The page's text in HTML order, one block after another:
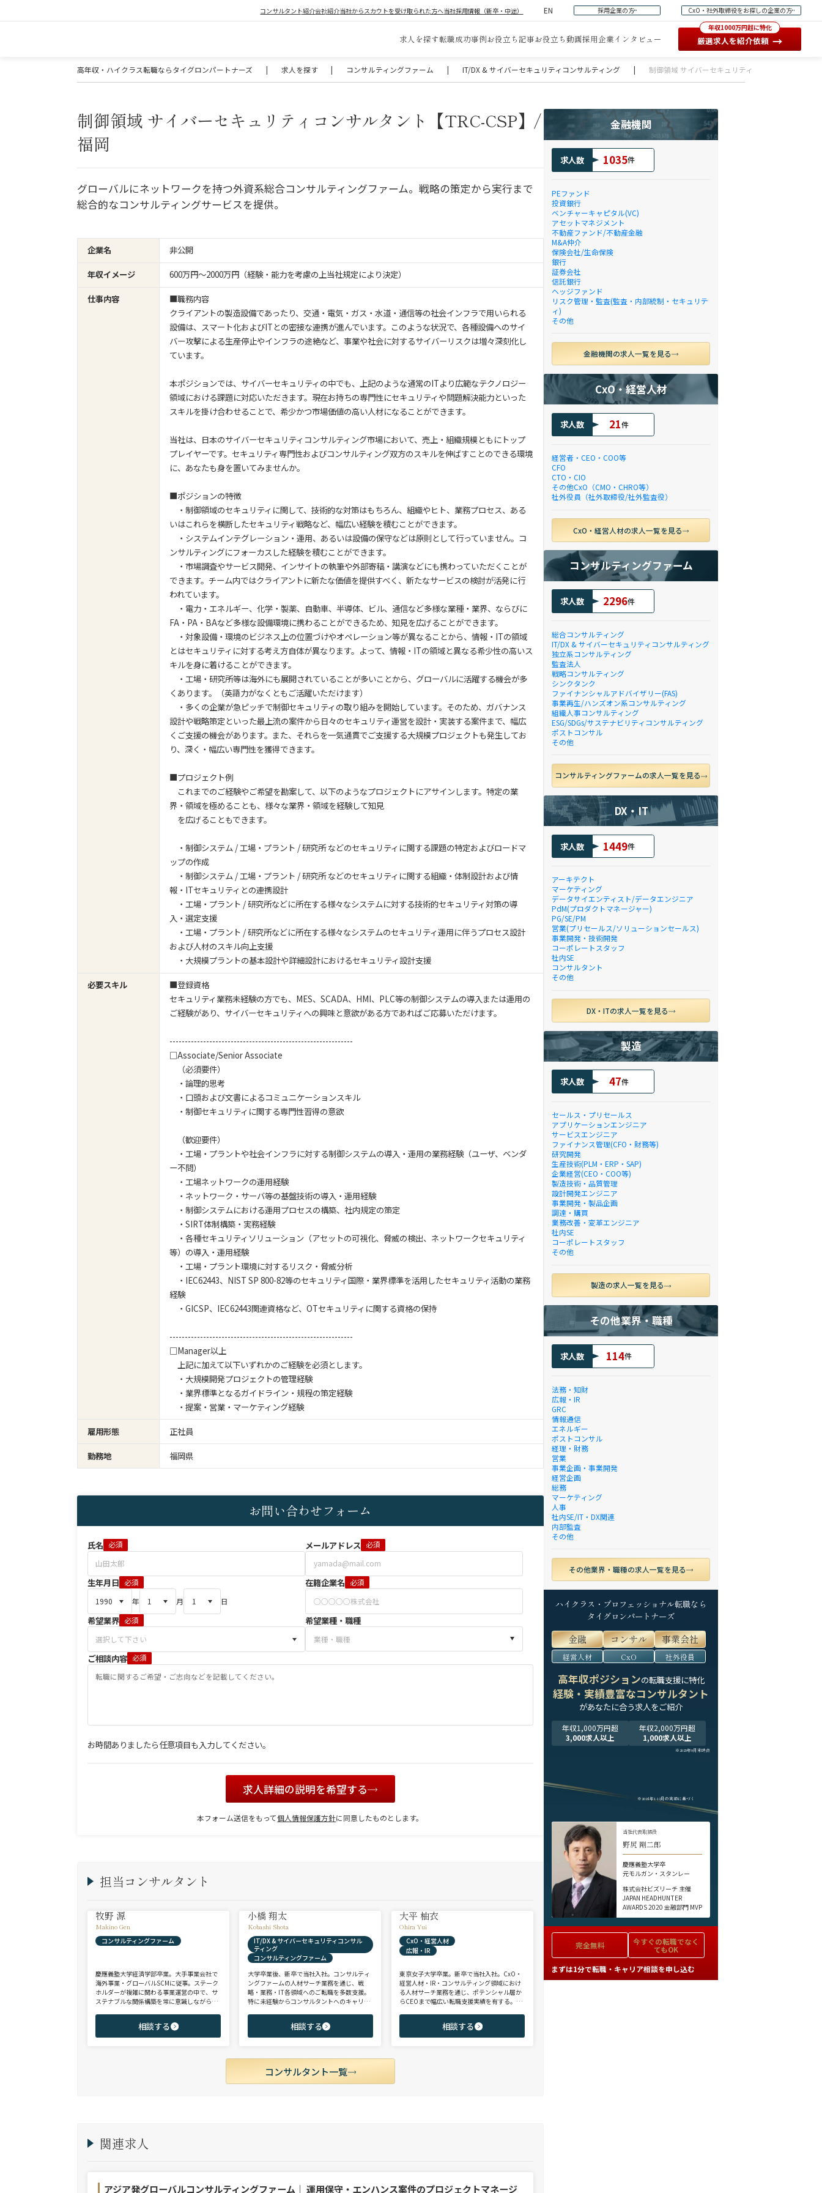
コンサルタント紹介会社紹介当社からスカウトを受け取られた方へ当社採用情報（新卒・中途） EN 採用企業の方 CxO・社外取締役をお探しの企業の方
求人を探す転職成功事例お役立ち記事お役立ち動画採用企業インタビュー
年収1000万円超に特化
厳選求人を紹介依頼 →
高年収・ハイクラス転職ならタイグロンパートナーズ | 求人を探す | コンサルティングファーム | IT/DX & サイバーセキュリティコンサルティング | 制御領域 サイバーセキュリティコンサルタント【
制御領域 サイバーセキュリティコンサルタント【TRC-CSP】/
福岡
グローバルにネットワークを持つ外資系総合コンサルティングファーム。戦略の策定から実行まで
総合的なコンサルティングサービスを提供。
企業名
非公開
年収イメージ
600万円〜2000万円（経験・能力を考慮の上当社規定により決定）
仕事内容
■職務内容
クライアントの製造設備であったり、交通・電気・ガス・水道・通信等の社会インフラで用いられる
設備は、スマート化およびITとの密接な連携が進んでいます。このような状況で、各種設備へのサイ
バー攻撃による生産停止やインフラの途絶など、事業や社会に対するサイバーリスクは増々深刻化し
ています。
本ポジションでは、サイバーセキュリティの中でも、上記のような通常のITより広範なテクノロジー
領域における課題に対応いただきます。現在お持ちの専門性にセキュリティや問題解決能力といった
スキルを掛け合わせることで、希少かつ市場価値の高い人材になることができます。
当社は、日本のサイバーセキュリティコンサルティング市場において、売上・組織規模ともにトップ
プレイヤーです。セキュリティ専門性およびコンサルティング双方のスキルを伸ばすことのできる環境
に、あなたも身を置いてみませんか。
■ポジションの特徴
・制御領域のセキュリティに関して、技術的な対策はもちろん、組織やヒト、業務プロセス、ある
いはこれらを横断したセキュリティ戦略など、幅広い経験を積むことができます。
・システムインテグレーション・運用、あるいは設備の保守などは原則として行っていません。コ
ンサルティングにフォーカスした経験を積むことができます。
・市場調査やサービス開発、インサイトの執筆や外部寄稿・講演などにも携わっていただくことが
できます。チーム内ではクライアントに新たな価値を提供すべく、新たなサービスの検討が活発に行
われています。
・電力・エネルギー、化学・製薬、自動車、半導体、ビル、通信など多様な業種・業界、ならびに
FA・PA・BAなど多様な設備環境に携わることができるため、知見を広げることができます。
・対象設備・環境のビジネス上の位置づけやオペレーション等が異なることから、情報・ITの領域
とはセキュリティに対する考え方自体が異なります。よって、情報・ITの領域と異なる希少性の高いス
キルを身に着けることができます。
・工場・研究所等は海外にも展開されていることが多いことから、グローバルに活躍する機会が多
くあります。（英語力がなくともご活躍いただけます）
・多くの企業が急ピッチで制御セキュリティの取り組みを開始しています。そのため、ガバナンス
設計や戦略策定といった最上流の案件から日々のセキュリティ運営を設計・実装する案件まで、幅広
くご支援の機会があります。また、それらを一気通貫でご支援する大規模プロジェクトも発生してお
り、深く・幅広い専門性を獲得できます。
■プロジェクト例
これまでのご経験やご希望を勘案して、以下のようなプロジェクトにアサインします。特定の業
界・領域を極めることも、様々な業界・領域を経験して知見
を広げることもできます。
・制御システム / 工場・プラント / 研究所 などのセキュリティに関する課題の特定およびロードマ
ップの作成
・制御システム / 工場・プラント / 研究所 などのセキュリティに関する組織・体制設計および情
報・ITセキュリティとの連携設計
・工場・プラント / 研究所などに所在する様々なシステムに対する技術的セキュリティ対策の導
入・選定支援
・工場・プラント / 研究所などに所在する様々なシステムのセキュリティ運用に伴うプロセス設計
および人材のスキル向上支援
・大規模プラントの基本設計や詳細設計におけるセキュリティ設計支援
必要スキル
■登録資格
セキュリティ業務未経験の方でも、MES、SCADA、HMI、PLC等の制御システムの導入または運用の
ご経験があり、サイバーセキュリティへの興味と意欲がある方であればご応募いただけます。
------------------------------------------------------------
□Associate/Senior Associate
（必須要件）
・論理的思考
・口頭および文書によるコミュニケーションスキル
・制御セキュリティに関する専門性習得の意欲
（歓迎要件）
・工場・プラントや社会インフラに対する制御システムの導入・運用の業務経験（ユーザ、ベンダ
ー不問）
・工場ネットワークの運用経験
・ネットワーク・サーバ等の基盤技術の導入・運用経験
・制御システムにおける運用プロセスの構築、社内規定の策定
・SIRT体制構築・実務経験
・各種セキュリティソリューション（アセットの可視化、脅威の検出、ネットワークセキュリティ
等）の導入・運用経験
・工場・プラント環境に対するリスク・脅威分析
・IEC62443、NIST SP 800-82等のセキュリティ国際・業界標準を活用したセキュリティ活動の業務
経験
・GICSP、IEC62443関連資格など、OTセキュリティに関する資格の保持
------------------------------------------------------------
□Manager以上
上記に加えて以下いずれかのご経験を必須とします。
・大規模開発プロジェクトの管理経験
・業界標準となるガイドライン・規程の策定経験
・提案・営業・マーケティング経験
雇用形態
正社員
勤務地
福岡県
お問い合わせフォーム
氏名 必須 メールアドレス 必須
生年月日 必須
年
月 日
在籍企業名 必須
希望業界 必須 希望業種・職種
ご相談内容 必須
お時間ありましたら任意項目も入力してください。
求人詳細の説明を希望する
本フォーム送信をもって個人情報保護方針に同意したものとします。
担当コンサルタント
牧野 源
Makino Gen
コンサルティングファーム
慶應義塾大学経済学部卒業。大手事業会社で
海外事業・グローバルSCMに従事。ステーク
ホルダーが複雑に関わる事業運営の中で、サ
ステナブルな関係構築を常に意識しながら意
商社、投資銀行、大手事業会社を始めとする
幅広い領域で、若手～エグゼクティブまでご
相談する
小橋 翔太
Kobashi Shota
IT/DX & サイバーセキュリティコンサル
ティング
コンサルティングファーム
大学卒業後、新卒で当社入社。コンサルティ
ングファームの人材サーチ業務を通じ、戦
略・業務・IT各領域へのご転職を多数支援。
特に未経験からコンサルタントへのキャリア
ご志向と市場動向を踏まえ最適なキャリアを
ご提案させていただきます。
相談する
大平 柚衣
Ohira Yui
CxO・経営人材
広報・IR
東京女子大学卒業。新卒で当社入社。CxO・
経営人材・IR・コンサルティング領域におけ
る人材サーチ業務を通じ、ポテンシャル層か
らCEOまで幅広い転職支援実績を有する。コ
領域を中心に担当。未経験・ポテンシャル層
からミドル・ハイクラス層まで、年代・職階
相談する
コンサルタント一覧
関連求人
アジア発グローバルコンサルティングファーム｜ 運用保守・エンハンス案件のプロジェクトマネージ
金融機関
求人数 1035件
PEファンド
投資銀行
ベンチャーキャピタル(VC)
アセットマネジメント
不動産ファンド/不動産金融
M&A仲介
保険会社/生命保険
銀行
証券会社
信託銀行
ヘッジファンド
リスク管理・監査(監査・内部統制・セキュリテ
ィ)
その他
金融機関の求人一覧を見る
CxO・経営人材
求人数 21件
経営者・CEO・COO等
CFO
CTO・CIO
その他CxO（CMO・CHRO等）
社外役員（社外取締役/社外監査役）
CxO・経営人材の求人一覧を見る
コンサルティングファーム
求人数 2296件
総合コンサルティング
IT/DX & サイバーセキュリティコンサルティング
独立系コンサルティング
監査法人
戦略コンサルティング
シンクタンク
ファイナンシャルアドバイザリー(FAS)
事業再生/ハンズオン系コンサルティング
組織人事コンサルティング
ESG/SDGs/サステナビリティコンサルティング
ポストコンサル
その他
コンサルティングファームの求人一覧を見る
DX・IT
求人数 1449件
アーキテクト
マーケティング
データサイエンティスト/データエンジニア
PdM(プロダクトマネージャー)
PG/SE/PM
営業(プリセールス/ソリューションセールス)
事業開発・技術開発
コーポレートスタッフ
社内SE
コンサルタント
その他
DX・ITの求人一覧を見る
製造
求人数 47件
セールス・プリセールス
アプリケーションエンジニア
サービスエンジニア
ファイナンス管理(CFO・財務等)
研究開発
生産技術(PLM・ERP・SAP)
企業経営(CEO・COO等)
製造技術・品質管理
設計開発エンジニア
事業開発・製品企画
調達・購買
業務改善・変革エンジニア
社内SE
コーポレートスタッフ
その他
製造の求人一覧を見る
その他業界・職種
求人数 114件
法務・知財
広報・IR
GRC
情報通信
エネルギー
ポストコンサル
経理・財務
営業
事業企画・事業開発
経営企画
総務
マーケティング
人事
社内SE/IT・DX関連
内部監査
その他
その他業界・職種の求人一覧を見る
ハイクラス・プロフェッショナル転職なら
タイグロンパートナーズ
金融 コンサル 事業会社
経営人材 CxO 社外役員
高年収ポジションの転職支援に特化
経験・実績豊富なコンサルタント
があなたに合う求人をご紹介
年収1,000万円超
3,000求人以上
年収2,000万円超
1,000求人以上
※2025年9月末時点
※2024年1-12月の実績に基づく
当社代表取締役
野尻 剛二郎
慶應義塾大学卒
元モルガン・スタンレー
株式会社ビズリーチ 主催
JAPAN HEADHUNTER
AWARDS 2020 金融部門 MVP
完全無料 今すぐの転職でなく
てもOK
まずは1分で転職・キャリア相談を申し込む